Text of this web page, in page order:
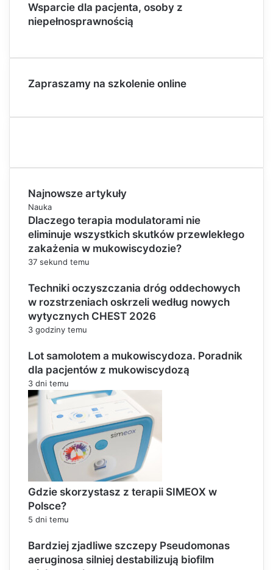
Wsparcie dla pacjenta, osoby z
niepełnosprawnością
Zapraszamy na szkolenie online
Najnowsze artykuły
Nauka
Dlaczego terapia modulatorami nie
eliminuje wszystkich skutków przewlekłego
zakażenia w mukowiscydozie?
37 sekund temu
Techniki oczyszczania dróg oddechowych
w rozstrzeniach oskrzeli według nowych
wytycznych CHEST 2026
3 godziny temu
Lot samolotem a mukowiscydoza. Poradnik
dla pacjentów z mukowiscydozą
3 dni temu
Gdzie skorzystasz z terapii SIMEOX w
Polsce?
5 dni temu
Bardziej zjadliwe szczepy Pseudomonas
aeruginosa silniej destabilizują biofilm